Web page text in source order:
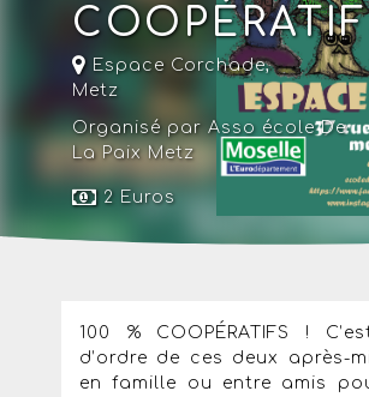
Espace Corchade,
Metz
Organisé par Asso école De
La Paix Metz
2 Euros
100 % COOPÉRATIFS !
d’ordre de ces deux après-
en famille ou entre amis